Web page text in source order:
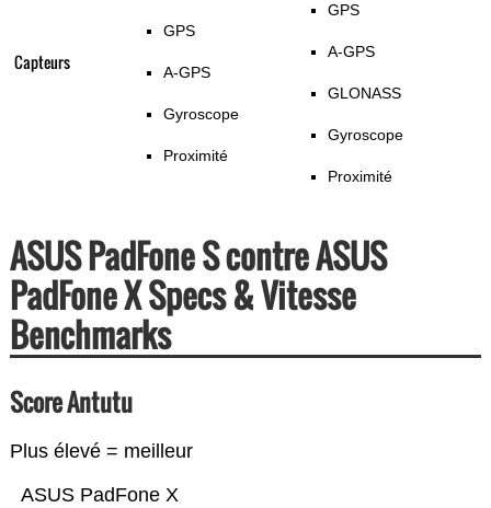
Capteurs
GPS
A-GPS
Gyroscope
Proximité
GPS
A-GPS
GLONASS
Gyroscope
Proximité
ASUS PadFone S contre ASUS
PadFone X Specs & Vitesse
Benchmarks
Score Antutu
Plus élevé = meilleur
ASUS PadFone X